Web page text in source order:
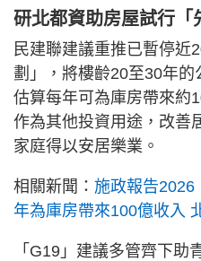
研北都資助房屋試行「
民建聯建議重推已暫停近
劃」，將樓齡20至30年的
估算每年可為庫房帶來約
作為其他投資用途，改善
家庭得以安居樂業。
相關新聞： 施政報告2026
年為庫房帶來100億收入
「G19」建議多管齊下